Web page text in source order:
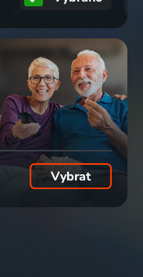
Vybrat